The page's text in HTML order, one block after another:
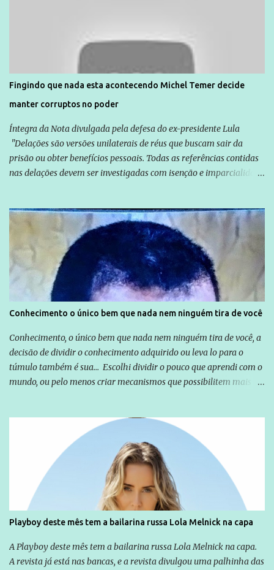
são vítimas de violência, estão em situação de risco ou têm seus
direitos violados. Leia mais: Anistia Internacional cobra do Brasil
solução do caso Amarildo - Terra Brasil
Fingindo que nada esta acontecendo Michel Temer decide
manter corruptos no poder
Íntegra da Nota divulgada pela defesa do ex-presidente Lula
"Delações são versões unilaterais de réus que buscam sair da
prisão ou obter benefícios pessoais. Todas as referências contidas
nas delações devem ser investigadas com isenção e imparcialidade
Globo manteve com o Grupo Odebrecht, citada na delação de
Emílio Odebrecht. Lula sempre atuou para promover o Brasil no
exterior, e não para promover determinadas empresas ou
empresários" Assina a nota o advogado Cristiano Zanin Martins
Conhecimento o único bem que nada nem ninguém tira de você
Conhecimento, o único bem que nada nem ninguém tira de você, a
decisão de dividir o conhecimento adquirido ou leva lo para o
túmulo também é sua... Escolhi dividir o pouco que aprendi com o
mundo, ou pelo menos criar mecanismos que possibilitem mais e
empreendedor da comunicação, que além de informação
cotidiana, corriqueira e cada vez mais preocupantes, do tipo que
você já esta acostumado a ver neste espaço, vou trabalhar a ideia
que possibilite distribuir não só informações, mas que gere de
forma consistente a riqueza do conhecimento... Exemplo: o
cidadão brasileiro não precisa só ser informado sobre operações
da Lava Jato, Reformas que podem retirar ou não direitos, ou
quem vai ser preso ou não; é preciso levar até as pessoas, do mais
simples ao mais burguês, o que diz a nossa Constituição, quais são
seus direitos e deveres em ...
Playboy deste mês tem a bailarina russa Lola Melnick na capa
A Playboy deste mês tem a bailarina russa Lola Melnick na capa.
A revista já está nas bancas, e a revista divulgou uma palhinha das